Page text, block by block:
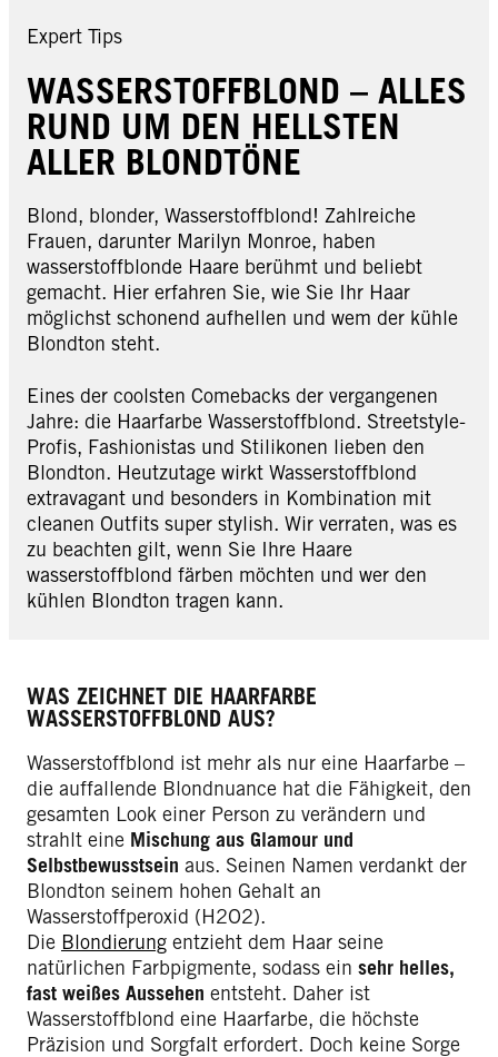
Expert Tips
WASSERSTOFFBLOND – ALLES
RUND UM DEN HELLSTEN
ALLER BLONDTÖNE
Blond, blonder, Wasserstoffblond! Zahlreiche
Frauen, darunter Marilyn Monroe, haben
wasserstoffblonde Haare berühmt und beliebt
gemacht. Hier erfahren Sie, wie Sie Ihr Haar
möglichst schonend aufhellen und wem der kühle
Blondton steht.
Eines der coolsten Comebacks der vergangenen
Jahre: die Haarfarbe Wasserstoffblond. Streetstyle-
Profis, Fashionistas und Stilikonen lieben den
Blondton. Heutzutage wirkt Wasserstoffblond
extravagant und besonders in Kombination mit
cleanen Outfits super stylish. Wir verraten, was es
zu beachten gilt, wenn Sie Ihre Haare
wasserstoffblond färben möchten und wer den
kühlen Blondton tragen kann.
WAS ZEICHNET DIE HAARFARBE
WASSERSTOFFBLOND AUS?
Wasserstoffblond ist mehr als nur eine Haarfarbe –
die auffallende Blondnuance hat die Fähigkeit, den
gesamten Look einer Person zu verändern und
strahlt eine Mischung aus Glamour und
Selbstbewusstsein aus. Seinen Namen verdankt der
Blondton seinem hohen Gehalt an
Wasserstoffperoxid (H2O2).
Die Blondierung entzieht dem Haar seine
natürlichen Farbpigmente, sodass ein sehr helles,
fast weißes Aussehen entsteht. Daher ist
Wasserstoffblond eine Haarfarbe, die höchste
Präzision und Sorgfalt erfordert. Doch keine Sorge